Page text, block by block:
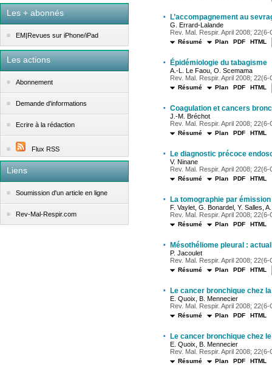
Les + abonnés
EM|Revues sur iPhone/iPad
Les actions
Abonnement
Demande d'informations
Ecrire à la rédaction
Flux RSS
Liens
Soumission d'un article en ligne
Rev-Mal-Respir.com
· L’accompagnement au
G. Errard-Lalande
Rev. Mal. Respir. April 2008;
Résumé Plan PDF HTML
· Épidémiologie du tabagisme
A.-L. Le Faou, O. Scemama
Rev. Mal. Respir. April 2008;
Résumé Plan PDF HTML
· Coagulation et cancers
J.-M. Bréchot
Rev. Mal. Respir. April 2008;
Résumé Plan PDF HTML
· Le diagnostic précoce
V. Ninane
Rev. Mal. Respir. April 2008;
Résumé Plan PDF HTML
· La tomographie par
F. Vaylet, G. Bonardel, Y. Salles,
Rev. Mal. Respir. April 2008;
Résumé Plan PDF HTML
· Mésothéliome pleural :
P. Jacoulet
Rev. Mal. Respir. April 2008;
Résumé Plan PDF HTML
· Le cancer bronchique chez
E. Quoix, B. Mennecier
Rev. Mal. Respir. April 2008;
Résumé Plan PDF HTML
· Le cancer bronchique chez
E. Quoix, B. Mennecier
Rev. Mal. Respir. April 2008;
Résumé Plan PDF HTML